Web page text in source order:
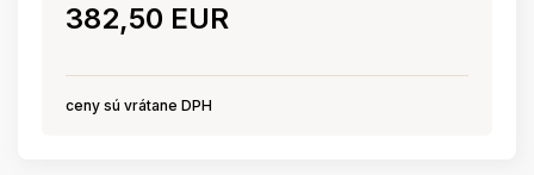
382,50 EUR
ceny sú vrátane DPH